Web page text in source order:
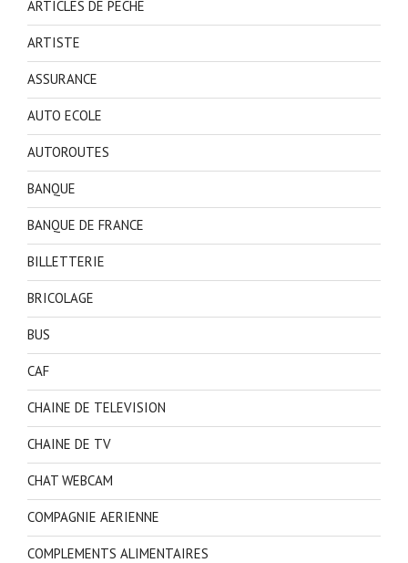
ARTICLES DE PECHE
ARTISTE
ASSURANCE
AUTO ECOLE
AUTOROUTES
BANQUE
BANQUE DE FRANCE
BILLETTERIE
BRICOLAGE
BUS
CAF
CHAINE DE TELEVISION
CHAINE DE TV
CHAT WEBCAM
COMPAGNIE AERIENNE
COMPLEMENTS ALIMENTAIRES